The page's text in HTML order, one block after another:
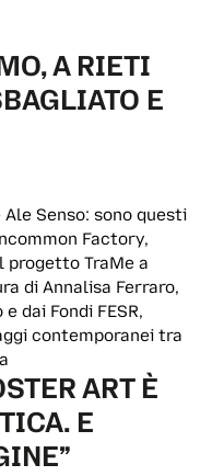
A RIETI
E
Senso: sono questi
Factory,
progetto TraMe a
di Annalisa Ferraro,
dai Fondi FESR,
contemporanei tra
ART È
E